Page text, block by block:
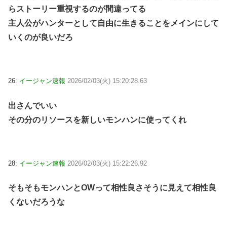
らストーリー重視するのが間違ってる
主人公がハンターとして自由に生きることをメインにして
いくのが良いだろ
26: イージャン速報 2026/02/03(火) 15:20:28.63
出さんでいい
その分のリソースを新しいモンハンに使ってくれ
28: イージャン速報 2026/02/03(火) 15:22:26.92
そもそもモンハンとOWって相性良さそうに見えて相性良
くないだろうな